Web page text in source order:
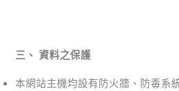
三、 資料之保護
本網站主機均設有防火牆、防毒系